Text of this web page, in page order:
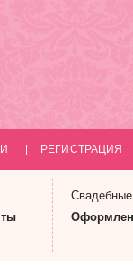
РЕГИСТРАЦИЯ
Свадебные